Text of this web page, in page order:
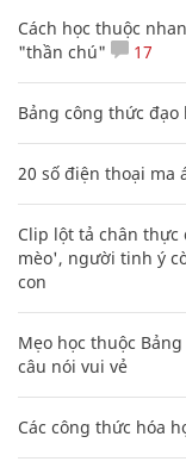
Cách học thuộc
"thần chú"
17
Bảng công thức
20 số điện thoại ma
Clip lột tả chân
mèo', người tinh ý
con
Mẹo học thuộc
câu nói vui vẻ
Các công thức hóa